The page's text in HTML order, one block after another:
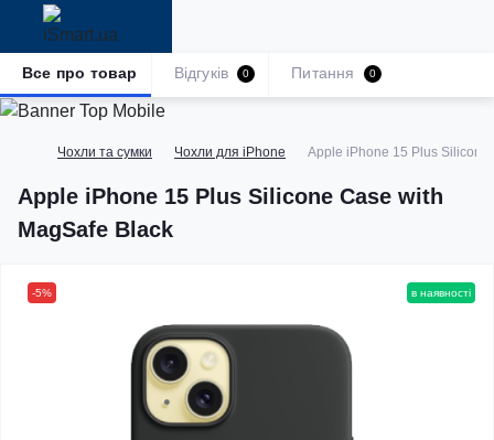
Чохли та сумки Чохли для iPhone Apple iPhone 15 Plus
Apple iPhone 15 Plus Silicone Case with
MagSafe Black
Все про товар Відгуків 0 Питання 0
-5% в наявності